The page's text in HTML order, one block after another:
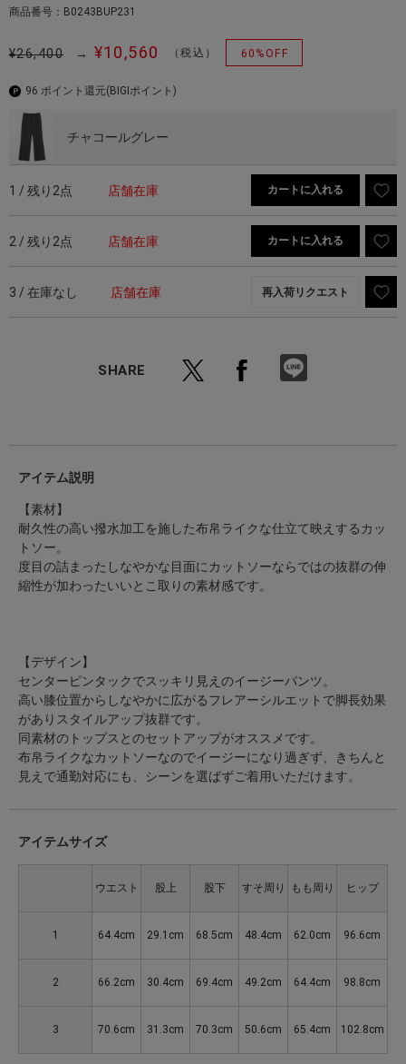
商品番号：B0243BUP231
¥26,400 → ¥10,560 （税込） 60%OFF
96 ポイント還元(BIGIポイント)
チャコールグレー
1 / 残り2点 店舗在庫 カートに入れる
2 / 残り2点 店舗在庫 カートに入れる
3 / 在庫なし 店舗在庫 再入荷リクエスト
SHARE
アイテム説明
【素材】
耐久性の高い撥水加工を施した布帛ライクな仕立て映えするカッ
トソー。
度目の詰まったしなやかな目面にカットソーならではの抜群の伸
縮性が加わったいいとこ取りの素材感です。
【デザイン】
センターピンタックでスッキリ見えのイージーパンツ。
高い膝位置からしなやかに広がるフレアーシルエットで脚長効果
がありスタイルアップ抜群です。
同素材のトップスとのセットアップがオススメです。
布帛ライクなカットソーなのでイージーになり過ぎず、きちんと
見えで通勤対応にも、シーンを選ばずご着用いただけます。
アイテムサイズ
ウエスト 股上 股下 すそ周り もも周り ヒップ
1 64.4cm 29.1cm 68.5cm 48.4cm 62.0cm 96.6cm
2 66.2cm 30.4cm 69.4cm 49.2cm 64.4cm 98.8cm
3 70.6cm 31.3cm 70.3cm 50.6cm 65.4cm 102.8cm